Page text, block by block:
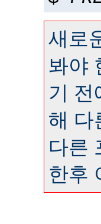
새로
봐야
기 전
해 다
다른
한후